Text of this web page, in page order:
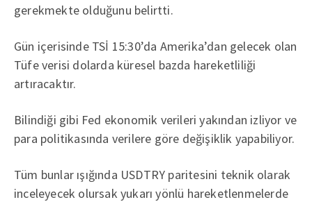
gerekmekte olduğunu belirtti.
Gün içerisinde TSİ 15:30’da Amerika’dan gelecek olan
Tüfe verisi dolarda küresel bazda hareketliliği
artıracaktır.
Bilindiği gibi Fed ekonomik verileri yakından izliyor ve
para politikasında verilere göre değişiklik yapabiliyor.
Tüm bunlar ışığında USDTRY paritesini teknik olarak
inceleyecek olursak yukarı yönlü hareketlenmelerde